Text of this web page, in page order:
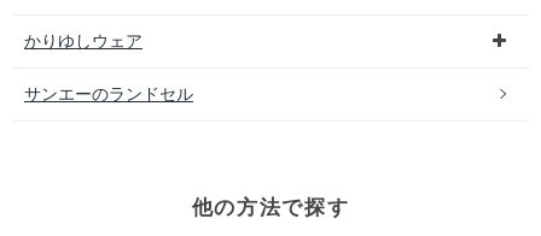
かりゆしウェア
サンエーのランドセル
他の方法で探す